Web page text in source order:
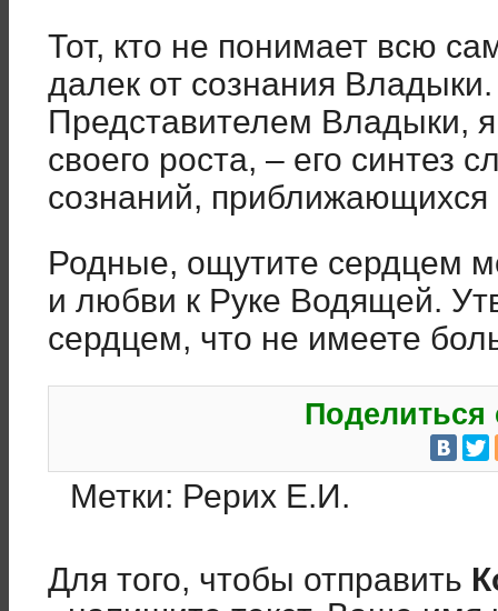
Тот, кто не понимает всю
далек от сознания
Представителем Владыки,
своего роста, – его синтез
сознаний, приближающихся
Родные, ощутите сердцем
и любви к Руке Водящей.
сердцем, что не имеете
Поделиться
Метки: Рерих Е.И.
Для того, чтобы отправить